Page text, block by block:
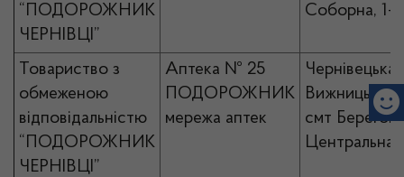
“ПОДОРОЖНИК
ЧЕРНІВЦІ”
Соборна, 1-б
Товариство з
обмеженою
відповідальністю
“ПОДОРОЖНИК
ЧЕРНІВЦІ”
Аптека № 25
ПОДОРОЖНИК
мережа аптек
Чернівецька
Вижницький
смт
Центральна,